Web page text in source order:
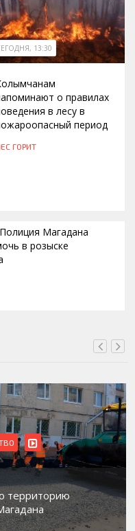
13:30
о правилах
в лесу в
период
ГОРИТ
Магадана
в розыске
территорию